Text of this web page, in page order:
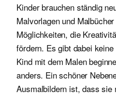
Kinder brauchen ständig
Malvorlagen und
Möglichkeiten, die
fördern. Es gibt dabei
Kind mit dem Malen
anders. Ein schöner
Ausmalbildern ist, dass sie